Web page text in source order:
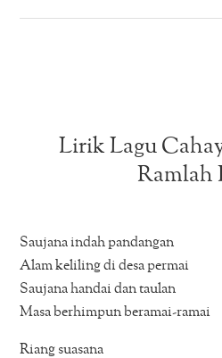
Lirik Lagu
Ramlah
Saujana indah pandangan
Alam keliling di desa permai
Saujana handai dan taulan
Masa berhimpun beramai-ramai
Riang suasana